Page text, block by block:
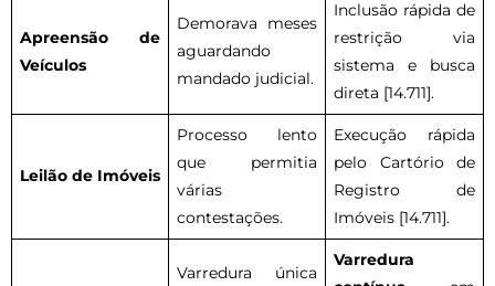
Apreensão de
Veículos
Demorava meses
aguardando
mandado judicial.
Inclusão rápida de
restrição via
sistema e busca
direta [14.711].
Leilão de Imóveis
Processo lento
que permitia
várias
contestações.
Execução rápida
pelo Cartório de
Registro de
Imóveis [14.711].
Varredura única
Varredura